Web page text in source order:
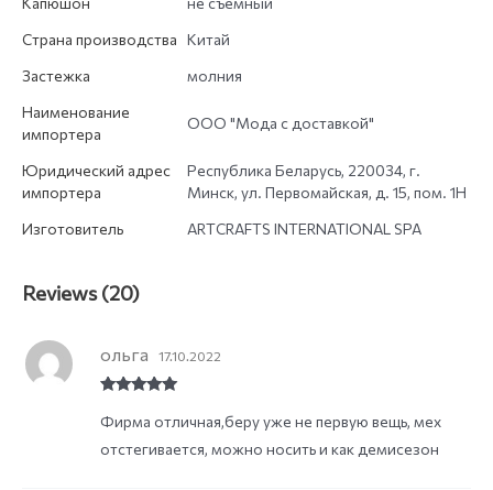
Страна производства Китай
Застежка
молния
Наименование
импортера
ООО "Мода с доставкой"
Юридический адрес
импортера
Республика Беларусь, 220034, г.
Минск, ул. Первомайская, д. 15, пом. 1Н
Изготовитель
ARTCRAFTS INTERNATIONAL SPA
Reviews (20)
of 5
ольга 17.10.2022
Фирма отличная,беру уже не первую вещь, мех
отстегивается, можно носить и как демисезон